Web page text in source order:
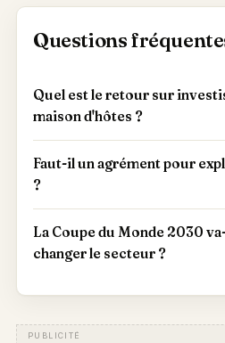
Questions
Quel est le retour sur
maison d'hôtes ?
Faut-il un agrément pour
?
La Coupe du Monde 2030
changer le secteur ?